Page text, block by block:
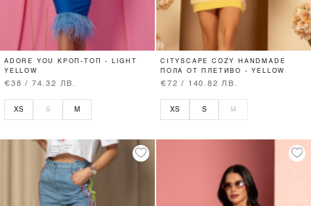
ADORE YOU КРОП-ТОП - LIGHT
YELLOW
€38 / 74.32 ЛВ.
XS S M
CITYSCAPE COZY HANDMADE
ПОЛА ОТ ПЛЕТИВО - YELLOW
€72 / 140.82 ЛВ.
XS S M